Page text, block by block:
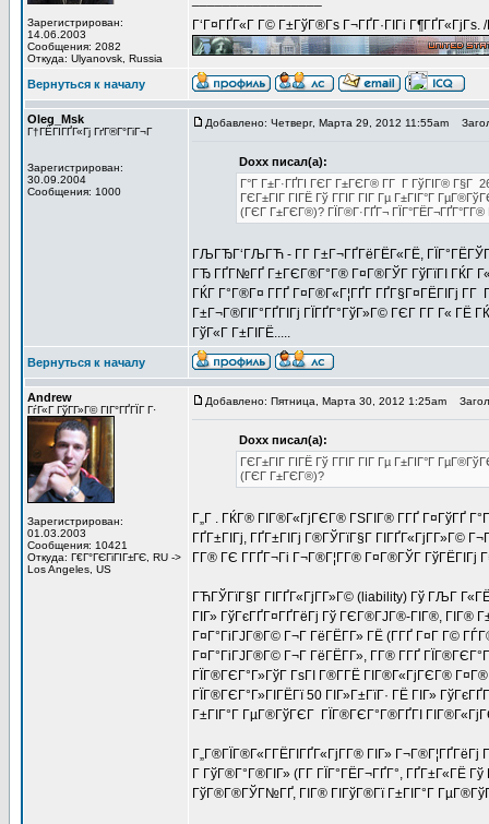
Зарегистрирован:
14.06.2003
Сообщения: 2082
Откуда: Ulyanovsk, Russia
Г‘Г¤ГҐГ«Г Г© Г±ГўГ®Гѕ Г¬ГҐГ·ГІГі Г¶ГҐГ«ГјГѕ.
Вернуться к началу
Oleg_Msk
Г†ГЁГІГҐГ«Гј ГґГ®Г°ГіГ¬Г
Зарегистрирован:
30.09.2004
Сообщения: 1000
Добавлено: Четверг, Марта 29, 2012 11:55am
Doxx писал(а):
Г°Г Г±Г·ГҐГІ ГЄГ Г±ГЄГ® Г­Г Г ГўГІГ® Г§Г
ГЄГ±ГІГ ГІГЁ Гў ГГІГ ГІГ Гµ Г±ГІГ°Г
(ГЄГ Г±ГЄГ®)? ГЇГ®Г·ГҐГ¬ ГЇГ°ГЁГ¬ГҐГ°Г­Г®
ГЉГЂГ‘ГЉГЋ - Г­Г Г±Г¬ГҐГёГЁГ«ГЁ, ГЇГ°ГЁГЎГ
ГЂ ГҐГ№ГҐ Г±ГЄГ®Г°Г® Г¤Г®ГЎГ ГўГїГІ ГЌГ
ГЌГ Г°Г®Г¤ Г­ГҐ Г¤Г®Г«Г¦ГҐГ­ ГҐГ§Г¤ГЁГІГј
Г±Г¬Г®ГІГ°ГҐГІГј ГЇГҐГ°ГўГ»Г© ГЄГ Г­Г Г« ГЁ
ГўГ«Г Г±ГІГЁ.....
Вернуться к началу
Andrew
ГѓГ«Г ГўГ­Г»Г© ГІГ°ГҐГЇГ Г·
Зарегистрирован:
01.03.2003
Сообщения: 10421
Откуда: Г€Г°ГЄГіГІГ±ГЄ, RU ->
Los Angeles, US
Добавлено: Пятница, Марта 30, 2012 1:25am
Doxx писал(а):
ГЄГ±ГІГ ГІГЁ Гў ГГІГ ГІГ Гµ Г±ГІГ°Г
(ГЄГ Г±ГЄГ®)?
Г„Г . ГЌГ® ГІГ®Г«ГјГЄГ® ГЅГІГ® Г­ГҐ Г¤ГўГҐ
ГҐГ±ГІГј, ГҐГ±ГІГј Г®ГЎГїГ§Г ГІГҐГ«ГјГ­Г»Г©
Г­Г® ГЄ Г­ГҐГ¬Гі Г¬Г®Г¦Г­Г® Г¤Г®ГЎГ ГўГЁГІГј
ГЋГЎГїГ§Г ГІГҐГ«ГјГ­Г»Г© (liability) Гў ГЉГ
ГІГ» ГўГєГҐГ¤ГҐГёГј Гў ГЄГ®ГЈГ®-ГІГ®, ГІГ®
Г¤Г°ГіГЈГ®Г© Г¬Г ГёГЁГ­Г» ГЁ (Г­ГҐ Г¤Г Г©
Г¤Г°ГіГЈГ®Г© Г¬Г ГёГЁГ­Г», Г­Г® Г­ГҐ
ГЇГ®ГЄГ°Г»ГўГ ГѕГІ Г®Г­ГЁ ГІГ®Г«ГјГЄГ®
ГЇГ®ГЄГ°Г»ГІГЁГї 50 ГІГ»Г±ГїГ· ГЁ ГІГ»
Г±ГІГ°Г ГµГ®ГўГЄГ ГЇГ®ГЄГ°Г®ГҐГІ
Г„Г®ГЇГ®Г«Г­ГЁГІГҐГ«ГјГ­Г® ГІГ» Г¬Г®Г¦ГҐГёГј
Г ГўГ®Г°Г®ГІГ» (Г­Г ГЇГ°ГЁГ¬ГҐГ°, ГҐГ±Г«ГЁ
ГўГ®Г®ГЎГ№ГҐ, ГІГ® ГІГўГ®Гї Г±ГІГ°Г